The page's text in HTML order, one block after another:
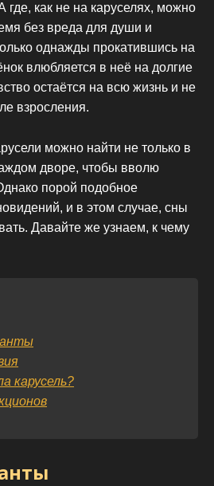
где, как не на каруселях, можно
без вреда для души и
однажды прокатившись на
влюбляется в неё на долгие
остаётся на всю жизнь и не
взросления.
можно найти не только в
дворе, чтобы вволю
порой подобное
и в этом случае, сны
Давайте же узнаем, к чему
карусель?